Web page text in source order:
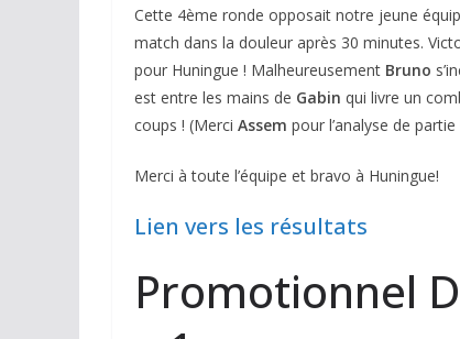
Cette 4ème ronde opposait notre jeune
match dans la douleur après 30 minutes.
pour Huningue ! Malheureusement Bruno
est entre les mains de Gabin qui livre un
coups ! (Merci Assem pour l’analyse de
Merci à toute l’équipe et bravo à Huningue!
Lien vers les résultats
Promotionnel